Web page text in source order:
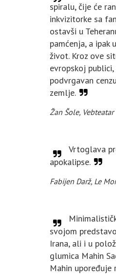
spiralu, čije će
inkvizitorke sa
ostavši u
pamćenja, a
život. Kroz ove
evropskoj
podvrgavan
zemlje.
Žan Šole, Vebteatar
Vrtoglava
apokalipse.
Fabijen Darž, Le
svojom
Irana, ali i u
glumica Mahin
Mahin